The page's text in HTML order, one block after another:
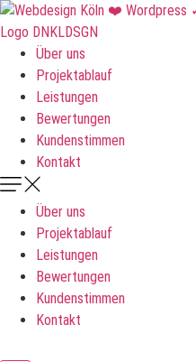
Zum
Inhalt
springenÜber uns
Projektablauf
Leistungen
Bewertungen
Kundenstimmen
Kontakt
Über uns
Projektablauf
Leistungen
Bewertungen
Kundenstimmen
Kontakt